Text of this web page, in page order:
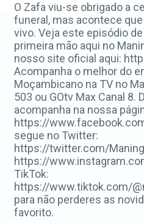
O Zafa viu-se obrigado a
funeral, mas acontece
vivo. Veja este episódio
primeira mão aqui no
nosso site oficial aqui:
Acompanha o melhor do
Moçambicano na TV no
503 ou GOtv Max Canal 8.
acompanha na nossa
https://
segue no Twitter:
https://twitter.com/
https://
TikTok:
https://www.tiktok.com/
para não perderes as
favorito.